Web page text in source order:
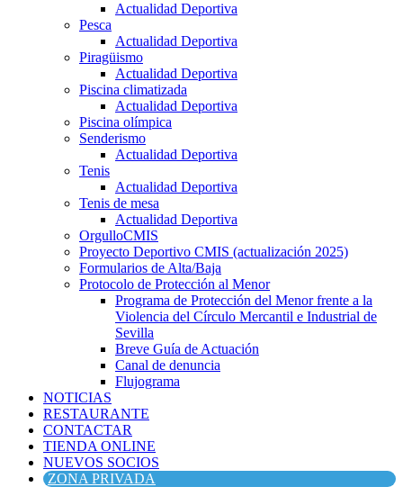
Actualidad Deportiva
Pesca
Actualidad Deportiva
Piragüismo
Actualidad Deportiva
Piscina climatizada
Actualidad Deportiva
Piscina olímpica
Senderismo
Actualidad Deportiva
Tenis
Actualidad Deportiva
Tenis de mesa
Actualidad Deportiva
OrgulloCMIS
Proyecto Deportivo CMIS (actualización 2025)
Formularios de Alta/Baja
Protocolo de Protección al Menor
Programa de Protección del Menor frente a la
Violencia del Círculo Mercantil e Industrial de
Sevilla
Breve Guía de Actuación
Canal de denuncia
Flujograma
NOTICIAS
RESTAURANTE
CONTACTAR
TIENDA ONLINE
NUEVOS SOCIOS
ZONA PRIVADA